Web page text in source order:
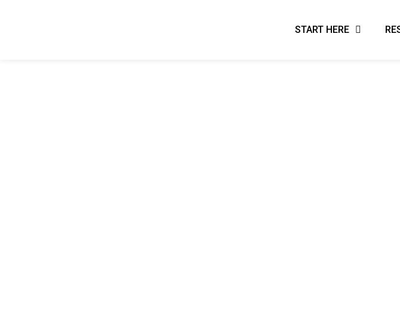
START HERE